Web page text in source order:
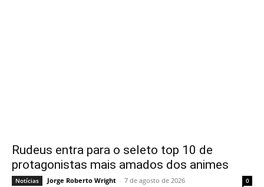
Rudeus entra para o seleto top 10 de
protagonistas mais amados dos animes
Notícias Jorge Roberto Wright - 7 de agosto de 2026 0